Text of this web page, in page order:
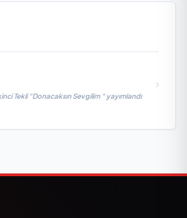
Tekli “Donacaksın Sevgilim “ yayımlandı